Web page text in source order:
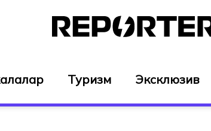
Туризм Эксклюзив